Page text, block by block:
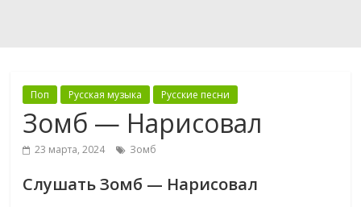
Поп Русская музыка Русские песни
Зомб — Нарисовал
23 марта, 2024 Зомб
Слушать Зомб — Нарисовал